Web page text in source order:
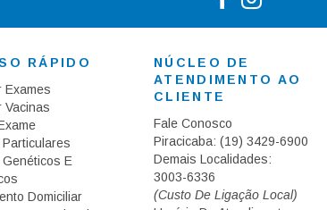
RÁPIDO
Exames
Vacinas
E
Domiciliar
NÚCLEO DE
ATENDIMENTO AO
CLIENTE
Fale Conosco
Piracicaba: (19) 3429-6900
Demais Localidades:
3003-6336
(Custo De Ligação Local)